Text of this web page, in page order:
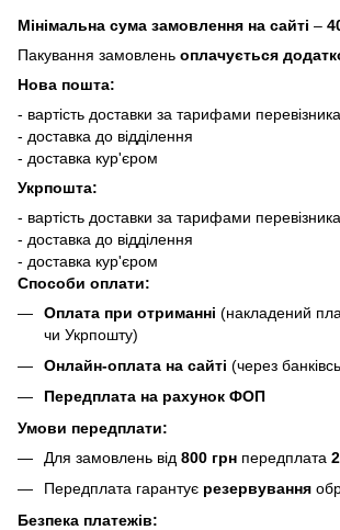
Мінімальна сума замовлення на сайті –
Пакування замовлень оплачується
Нова пошта:
- вартість доставки за тарифами перевізника
- доставка до відділення
- доставка кур'єром
Укрпошта:
- вартість доставки за тарифами перевізника
- доставка до відділення
- доставка кур'єром
Способи оплати:
Оплата при отриманні (накладений
чи Укрпошту)
Онлайн-оплата на сайті (через
Передплата на рахунок ФОП
Умови передплати:
Для замовлень від 800 грн передплата
Передплата гарантує резервування
Безпека платежів: